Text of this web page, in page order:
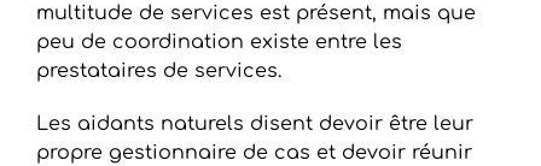
multitude de services est présent, mais que
peu de coordination existe entre les
prestataires de services.
Les aidants naturels disent devoir être leur
propre gestionnaire de cas et devoir réunir